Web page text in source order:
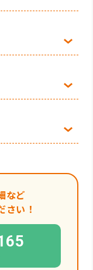
など
さい！